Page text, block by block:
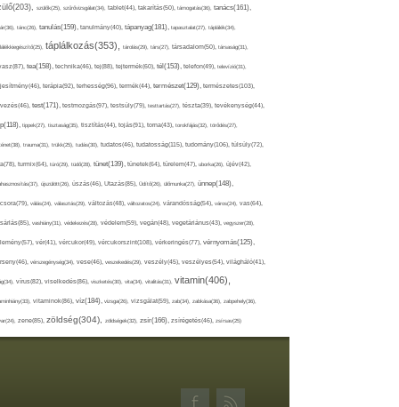
szülők(25), szűrővizsgálat(34), tablet(44), takarítás(50), támogatás(36), tanács(161),
tánc(26), tanulás(159), tanulmány(40), tápanyag(181), tapasztalat(27), táplálék(34),
táplálkozás(353), tárolás(29), társ(27), társadalom(50), társaság(31),
tea(158), technika(46), tej(88), tejtermék(60), tél(153), telefon(49), televízió(31),
terápia(92), terhesség(96), termék(44), természet(129), természetes(103),
test(171), testmozgás(97), testsúly(79), testtartás(27), tészta(39), tevékenység(44),
tippek(27), tisztaság(35), tisztítás(44), tojás(91), torna(43), torokfájás(32), törődés(27),
trauma(31), trükk(25), tudás(30), tudatos(46), tudatosság(115), tudomány(106), túlsúly(72),
turmix(64), túró(29), tüdő(28), tünet(139), tünetek(64), türelem(47), uborka(26), újév(42),
újszülött(26), úszás(46), Utazás(85), Üdítő(26), ülőmunka(27), ünnep(148),
válás(24), választás(29), változás(48), változatos(24), várandósság(54), város(24), vas(64),
vashiány(31), védekezés(28), védelem(59), vegán(48), vegetáriánus(43), vegyszer(28),
vér(41), vércukor(49), vércukorszint(108), vérkeringés(77), vérnyomás(125),
vérszegénység(34), vese(46), veszekedés(29), veszély(45), veszélyes(54), világháló(41),
vírus(82), viselkedés(86), viszketés(30), vita(34), vitalitás(31), vitamin(406),
vitaminok(86), víz(184), vizsga(26), vizsgálat(59), zab(34), zabkása(36), zabpehely(36),
zene(85), zöldség(304), zöldségek(32), zsír(166), zsírégetés(46), zsírsav(25)